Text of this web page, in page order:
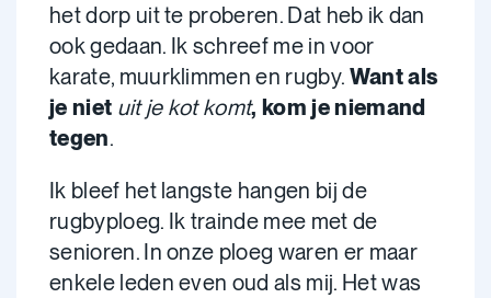
het dorp uit te proberen. Dat heb ik dan
ook gedaan. Ik schreef me in voor
karate, muurklimmen en rugby. Want als
je niet uit je kot komt, kom je niemand
tegen.
Ik bleef het langste hangen bij de
rugbyploeg. Ik trainde mee met de
senioren. In onze ploeg waren er maar
enkele leden even oud als mij. Het was